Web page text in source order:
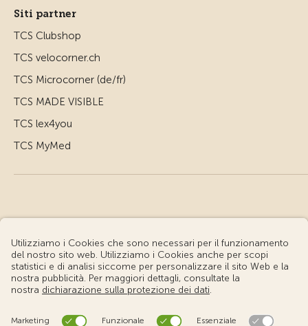
Siti partner
TCS Clubshop
TCS velocorner.ch
TCS Microcorner (de/fr)
TCS MADE VISIBLE
TCS lex4you
TCS MyMed
© Touring Club Svizzero
Condizioni d'uso – Informazioni giuridiche